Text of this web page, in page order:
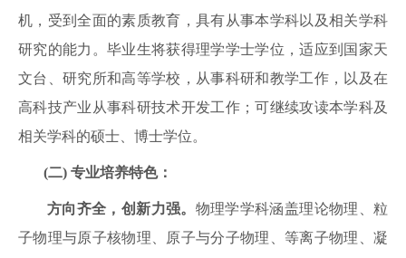
机，受到全面的素质教育，具有从事本学科以及相关学科
研究的能力。毕业生将获得理学学士学位，适应到国家天
文台、研究所和高等学校，从事科研和教学工作，以及在
高科技产业从事科研技术开发工作；可继续攻读本学科及
相关学科的硕士、博士学位。
(二) 专业培养特色：
方向齐全，创新力强。 物理学学科涵盖理论物理、粒
子物理与原子核物理、原子与分子物理、等离子物理、凝